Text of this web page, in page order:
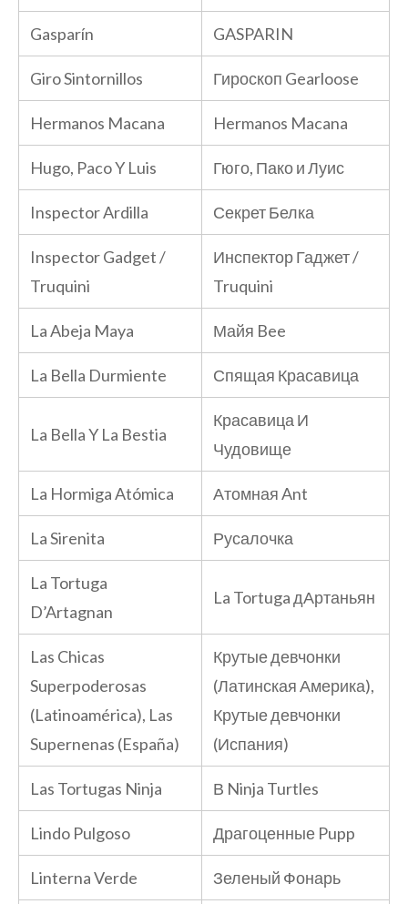
Gasparín GASPARIN
Giro Sintornillos Гироскоп Gearloose
Hermanos Macana Hermanos Macana
Hugo, Paco Y Luis Гюго, Пако и Луис
Inspector Ardilla Секрет Белка
Inspector Gadget /
Truquini
Инспектор Гаджет /
Truquini
La Abeja Maya Майя Bee
La Bella Durmiente Спящая Красавица
La Bella Y La Bestia
Красавица И
Чудовище
La Hormiga Atómica Атомная Ant
La Sirenita Русалочка
La Tortuga
D’Artagnan
La Tortuga дАртаньян
Las Chicas
Superpoderosas
(Latinoamérica), Las
Supernenas (España)
Крутые девчонки
(Латинская Америка),
Крутые девчонки
(Испания)
Las Tortugas Ninja В Ninja Turtles
Lindo Pulgoso Драгоценные Pupp
Linterna Verde Зеленый Фонарь